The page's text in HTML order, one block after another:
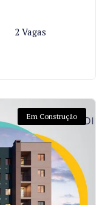
2 Vagas
Em Construção